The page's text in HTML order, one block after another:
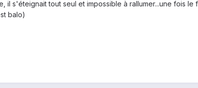
il s'éteignait tout seul et impossible à rallumer...une fois
balo)